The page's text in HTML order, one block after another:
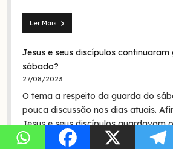
Ler Mais
Seita
nazarenos:
quem
foram
na
Bíblia
história?
Jesus e seus discípulos
sábado?
27/08/2023
O tema a respeito da guarda do
pouca discussão nos dias atuais.
Jesus e seus discípulos guardavam